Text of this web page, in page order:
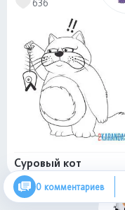
Суровый кот
0 комментариев